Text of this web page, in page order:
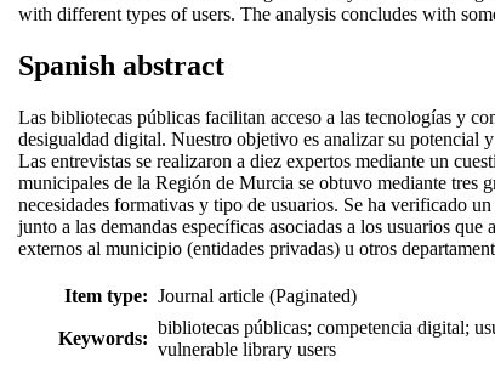
with different types of users. The analysis concludes with
Spanish abstract
Las bibliotecas públicas facilitan acceso a las tecnologías y
desigualdad digital. Nuestro objetivo es analizar su potencial
Las entrevistas se realizaron a diez expertos mediante un
municipales de la Región de Murcia se obtuvo mediante tres
necesidades formativas y tipo de usuarios. Se ha verificado
junto a las demandas específicas asociadas a los usuarios
externos al municipio (entidades privadas) u otros
Item type: Journal article (Paginated)
Keywords:
bibliotecas públicas; competencia digital;
vulnerable library users